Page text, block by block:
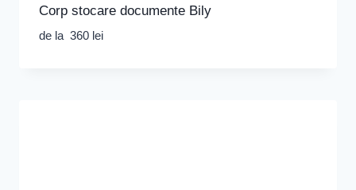
Corp stocare documente Bily
de la 360 lei